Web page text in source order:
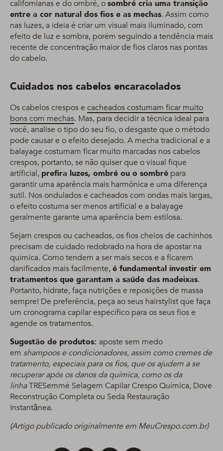
californianas e do ombré, osombré cria uma transição
entre a cor natural dos fios e as mechas. Assim como
nas luzes, a ideia é criar um visual mais iluminado, com
efeito de luz e sombra, porém seguindo a tendência mais
recente de concentração maior de fios claros nas pontas
do cabelo.
Cuidados nos cabelos encaracolados
Os cabelos crespos e cacheados costumam ficar muito
bons com mechas. Mas, para decidir a técnica ideal para
você, analise o tipo do seu fio, o desgaste que o método
pode causar e o efeito desejado. A mecha tradicional e a
balayage costumam ficar muito marcadas nos cabelos
crespos, portanto, se não quiser que o visual fique
artificial, prefira luzes, ombré ou o sombré para
garantir uma aparência mais harmônica e uma diferença
sutil. Nos ondulados e cacheados com ondas mais largas,
o efeito costuma ser menos artificial e a balayage
geralmente garante uma aparência bem estilosa.
Sejam crespos ou cacheados, os fios cheios de cachinhos
precisam de cuidado redobrado na hora de apostar na
química. Como tendem a ser mais secos e a ficarem
danificados mais facilmente,é fundamental investir em
tratamentos que garantam a saúde das madeixas.
Portanto, hidrate, faça nutrições e reposições de massa
sempre! De preferência, peça ao seus hairstylist que faça
um cronograma capilar específico para os seus fios e
agende os tratamentos.
Sugestão de produtos: aposte sem medo
em shampoos e condicionadores, assim como cremes de
tratamento, especiais para os fios, que os ajudem a se
recuperar após os danos da química, como os da
linhaTRESemmé Selagem Capilar Crespo Química, Dove
Reconstrução Completa ou Seda Restauração
Instantậnea.
(Artigo publicado originalmente em MeuCrespo.com.br)